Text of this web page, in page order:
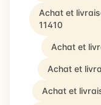
Achat et
11410
Achat et
Achat et
Achat et